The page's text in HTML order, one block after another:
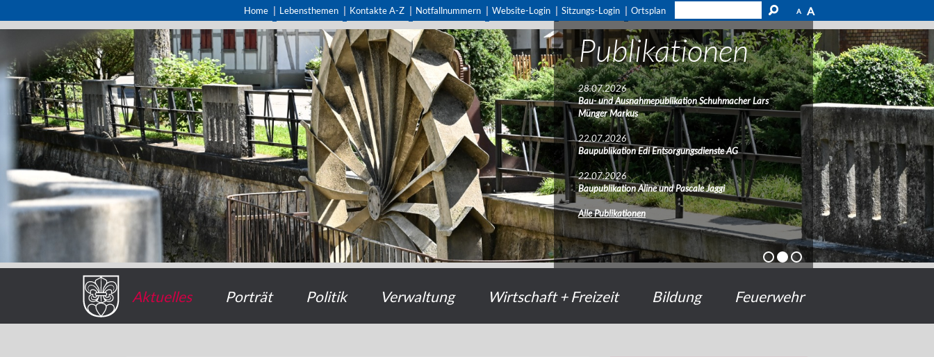
A A
Home Lebensthemen Kontakte A-Z Notfallnummern Website-Login Sitzungs-Login Ortsplan
Publikationen
28.07.2026
Bau- und Ausnahmepublikation Schuhmacher Lars
Münger Markus
22.07.2026
Baupublikation Edi Entsorgungsdienste AG
22.07.2026
Baupublikation Aline und Pascale Jaggi
Alle Publikationen
Aktuelles Porträt Politik Verwaltung Wirtschaft + Freizeit Bildung Feuerwehr